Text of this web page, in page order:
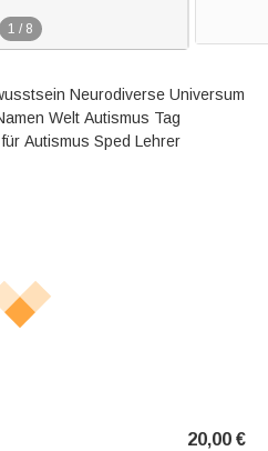
1 / 8
Neurodiverse Universum
Welt Autismus Tag
Autismus Sped Lehrer
20,00 €